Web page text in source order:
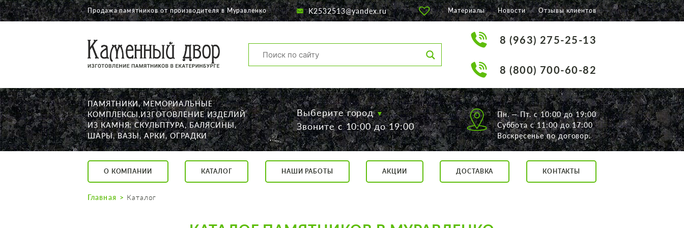
О КОМПАНИИ
КАТАЛОГ
НАШИ РАБОТЫ
АКЦИИ
ДОСТАВКА
КОНТАКТЫ
K2532513@yandex.ru
Екатеринбург, Щорса, 56
Продажа памятников от производителя в Муравленко K2532513@yandex.ru Материалы Новости Отзывы клиентов
8 (963) 275-25-13
8 (800) 700-60-82
ПАМЯТНИКИ, МЕМОРИАЛЬНЫЕ
КОМПЛЕКСЫ,ИЗГОТОВЛЕНИЕ ИЗДЕЛИЙ
ИЗ КАМНЯ: СКУЛЬПТУРА, БАЛЯСИНЫ,
ШАРЫ, ВАЗЫ, АРКИ, ОГРАДКИ
Выберите город
Звоните с 10:00 до 19:00
Пн. — Пт. с 10:00 до 19:00
Суббота с 11:00 до 17:00
Воскресенье по договор.
О КОМПАНИИ КАТАЛОГ НАШИ РАБОТЫ АКЦИИ ДОСТАВКА КОНТАКТЫ
Главная Каталог